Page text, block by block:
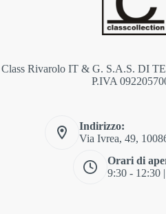
Class Rivarolo IT & G. S.A.S. DI
P.IVA
Indirizzo:
Via Ivrea, 49,
Orari di
9:30 - 12:30